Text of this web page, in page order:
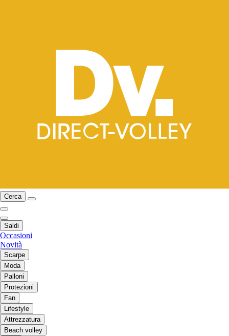
Cerca
Saldi
Occasioni
Novità
Scarpe
Moda
Palloni
Protezioni
Fan
Lifestyle
Attrezzatura
Beach volley